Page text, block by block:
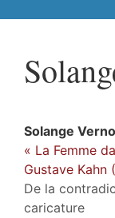
Solange
« La Femme
Gustave Kahn
De la
caricature